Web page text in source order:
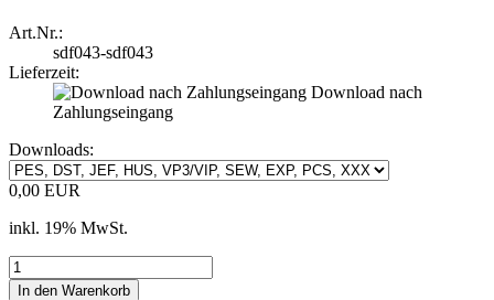
Art.Nr.:
sdf043-sdf043
Lieferzeit:
Download nach
Zahlungseingang
Downloads:
0,00 EUR
inkl. 19% MwSt.